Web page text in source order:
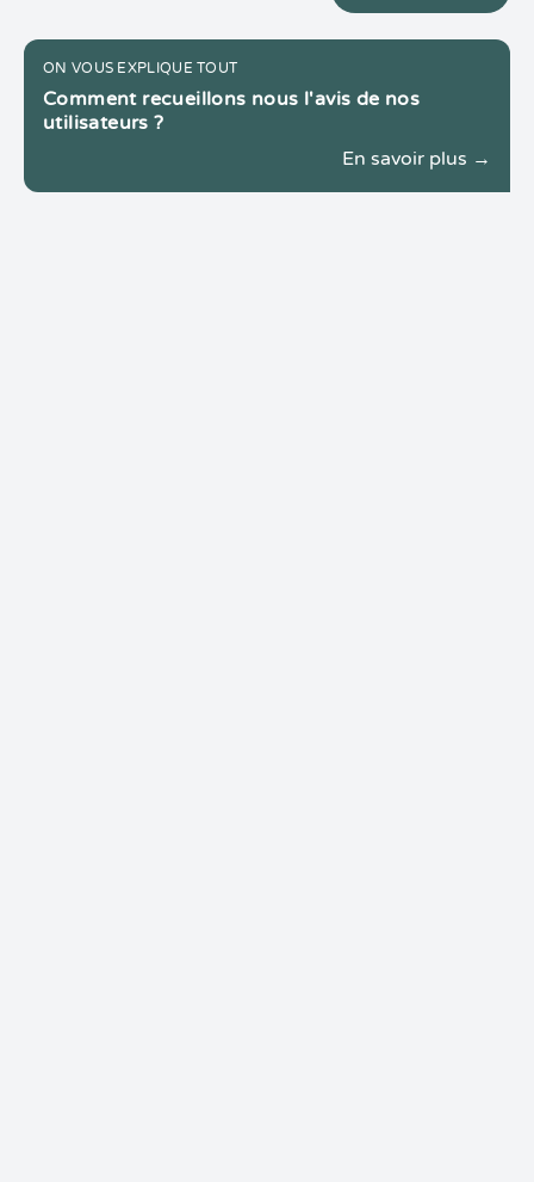
ON VOUS EXPLIQUE TOUT
Comment recueillons nous l'avis de nos
utilisateurs ?
En savoir plus →